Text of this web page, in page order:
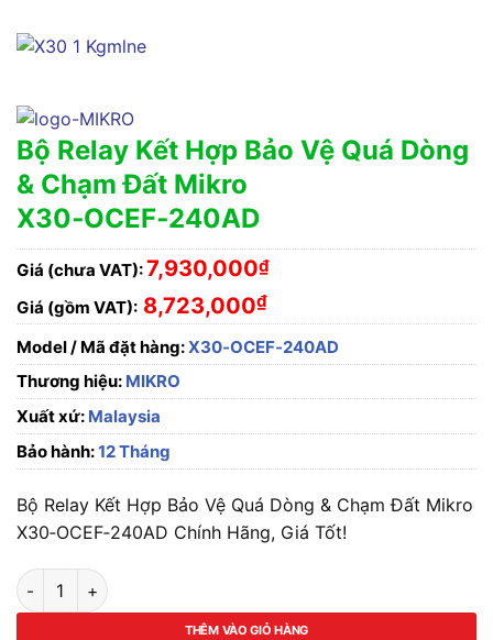
Bộ Relay Kết Hợp Bảo Vệ Quá Dòng
& Chạm Đất Mikro
X30‑OCEF‑240AD
Giá (chưa VAT):7,930,000₫
Giá (gồm VAT): 8,723,000₫
Model / Mã đặt hàng:X30‑OCEF‑240AD
Thương hiệu: MIKRO
Xuất xứ: Malaysia
Bảo hành:12 Tháng
Bộ Relay Kết Hợp Bảo Vệ Quá Dòng & Chạm Đất Mikro
X30‑OCEF‑240AD Chính Hãng, Giá Tốt!
Bộ Relay Kết Hợp Bảo Vệ Quá Dòng & Chạm Đất Mikro
THÊM VÀO GIỎ HÀNG